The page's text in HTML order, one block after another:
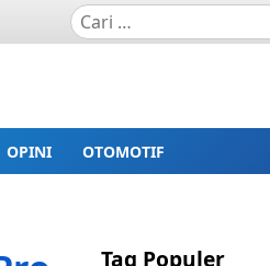
OPINI OTOMOTIF
Tag Populer